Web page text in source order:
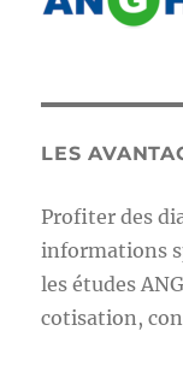
LES
Profiter des
informations
les études
cotisation,